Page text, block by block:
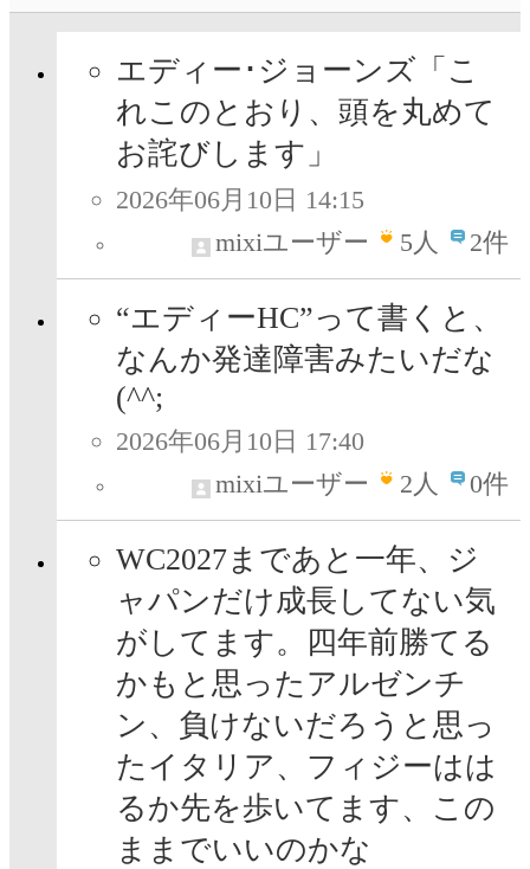
エディー･ジョーンズ「こ
れこのとおり、頭を丸めて
お詫びします」
2026年06月10日 14:15
mixiユーザー
5人 2件
“エディーHC”って書くと、
なんか発達障害みたいだな
(^^;
2026年06月10日 17:40
mixiユーザー
2人 0件
WC2027まであと一年、ジ
ャパンだけ成長してない気
がしてます。四年前勝てる
かもと思ったアルゼンチ
ン、負けないだろうと思っ
たイタリア、フィジーはは
るか先を歩いてます、この
ままでいいのかな